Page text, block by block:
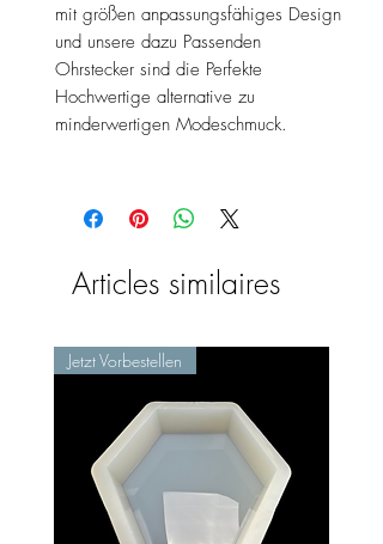
mit größen anpassungsfähiges Design
und unsere dazu Passenden
Ohrstecker sind die Perfekte
Hochwertige alternative zu
minderwertigen Modeschmuck.
Articles similaires
Jetzt Vorbestellen